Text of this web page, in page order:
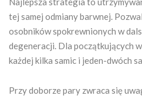
tej samej odmiany barwnej.
osobników spokrewnionych w
degeneracji. Dla początkujących
każdej kilka samic i jeden-dwóch
Przy doborze pary zwraca się